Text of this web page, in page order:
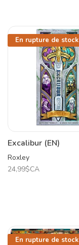
En rupture de stock
Excalibur (EN)
Roxley
24,99$CA
En rupture de stock